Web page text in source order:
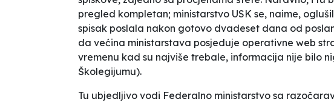
pregled kompletan; ministarstvo USK se, naime,
spisak poslala nakon gotovo dvadeset dana od
da većina ministarstava posjeduje operativne web
vremenu kad su najviše trebale, informacija nije bilo
Školegijumu).
Tu ubjedljivo vodi Federalno ministarstvo sa